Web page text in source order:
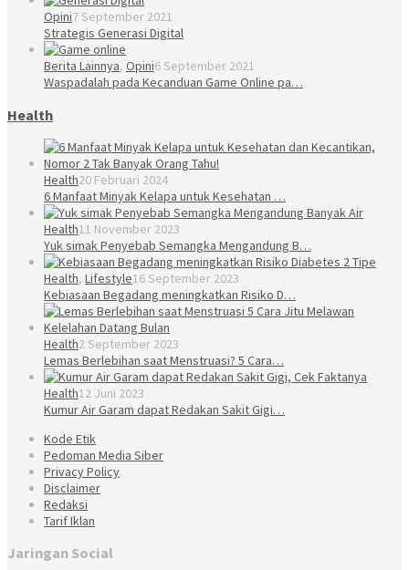
Opini7 September 2021
Strategis Generasi Digital
Berita Lainnya, Opini6 September 2021
Waspadalah pada Kecanduan Game Online pa…
Health
Health20 Februari 2024
6 Manfaat Minyak Kelapa untuk Kesehatan …
Health11 November 2023
Yuk simak Penyebab Semangka Mengandung B…
Health, Lifestyle16 September 2023
Kebiasaan Begadang meningkatkan Risiko D…
Health2 September 2023
Lemas Berlebihan saat Menstruasi? 5 Cara…
Health12 Juni 2023
Kumur Air Garam dapat Redakan Sakit Gigi…
Kode Etik
Pedoman Media Siber
Privacy Policy
Disclaimer
Redaksi
Tarif Iklan
Jaringan Social